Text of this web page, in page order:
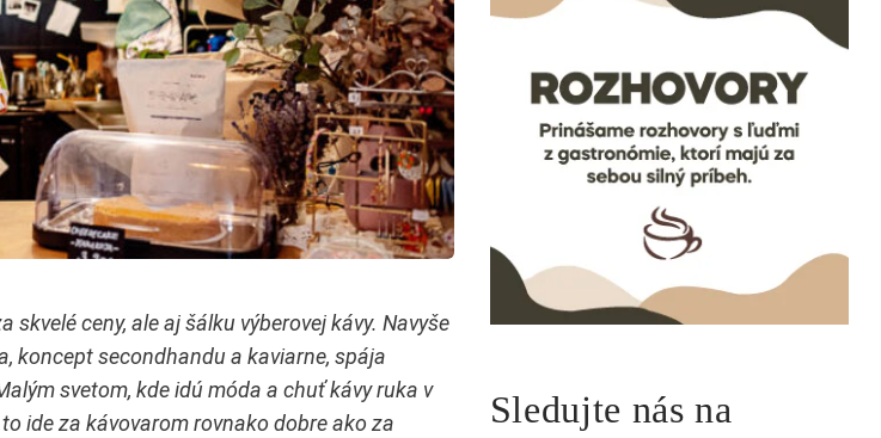
ceny, ale aj šálku výberovej kávy. Navyše
koncept secondhandu a kaviarne, spája
svetom, kde idú móda a chuť kávy ruka v
ide za kávovarom rovnako dobre ako za
Sledujte nás na